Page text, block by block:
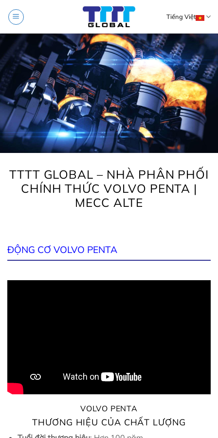
Tiếng Việt
TTTT GLOBAL – NHÀ PHÂN PHỐI
CHÍNH THỨC VOLVO PENTA |
MECC ALTE
ĐỘNG CƠ VOLVO PENTA
VOLVO PENTA
THƯƠNG HIỆU CỦA CHẤT LƯỢNG